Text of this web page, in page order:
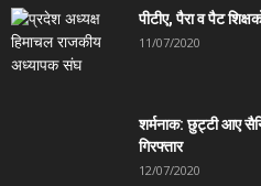
पीटीए, पैरा व पैट
11/07/2020
शर्मनाक: छुट्टी आए
गिरफ्तार
12/07/2020